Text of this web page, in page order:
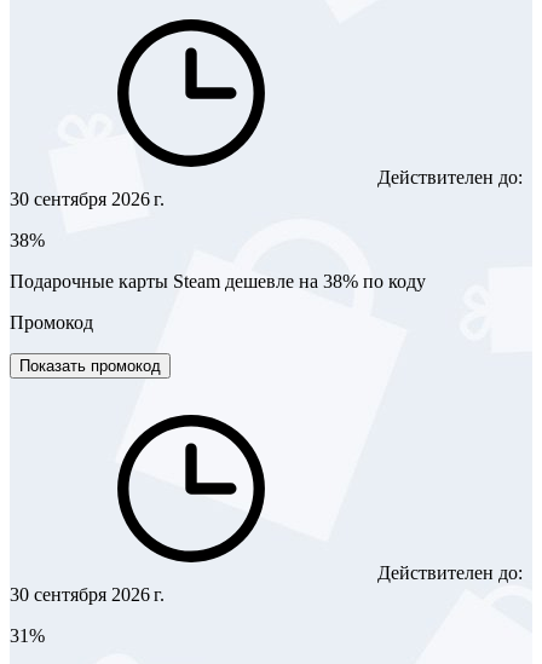
Действителен до:
30 сентября 2026 г.
38%
Подарочные карты Steam дешевле на 38% по коду
Промокод
Показать промокод
Действителен до:
30 сентября 2026 г.
31%